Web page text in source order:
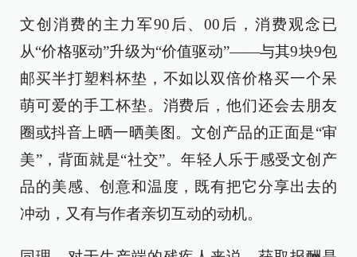
文创消费的主力军90后、00后，消费观念已
从“价格驱动”升级为“价值驱动”——与其9块9包
邮买半打塑料杯垫，不如以双倍价格买一个呆
萌可爱的手工杯垫。消费后，他们还会去朋友
圈或抖音上晒一晒美图。文创产品的正面是“审
美”，背面就是“社交”。年轻人乐于感受文创产
品的美感、创意和温度，既有把它分享出去的
冲动，又有与作者亲切互动的动机。